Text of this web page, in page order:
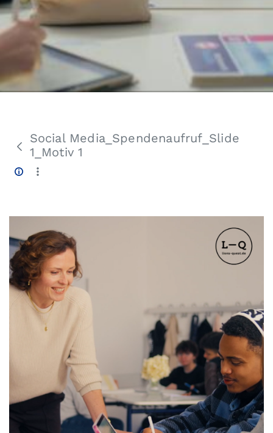
Social Media_Spendenaufruf_Slide
1_Motiv 1